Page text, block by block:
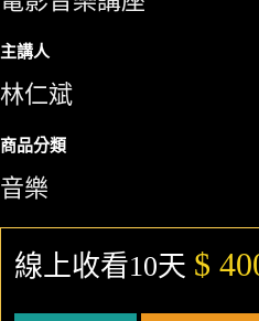
主講人
林仁斌
商品分類
音樂
線上收看10天 $